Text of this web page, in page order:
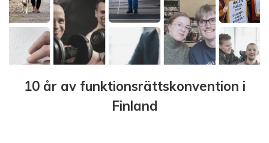
10 år av funktionsrättskonvention i
Finland